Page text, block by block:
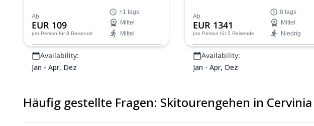
Entdecken Sie einige atemberaubende
Pulverschneehänge im Aostatal!
Ab
EUR 109
pro Person für 8 Reisende
+1 tags
Mittel
Mittel
Availability:
Jan - Apr, Dez
Ihrem privaten IFMGA-Führer. Ideal für
Familien oder Freundesgruppen,
umfasst dieser Multi-Aktivitäten-
Winterausflug Skitouren,
Schneeschuhwandern, Off-Piste-
Skifahren und mehr, abgestimmt auf
Ab
EUR 1341
pro Person für 5 Reisende
8 tags
Mittel
Niedrig
Availability:
Jan - Apr, Dez
Häufig gestellte Fragen: Skitourengehen in Cervinia